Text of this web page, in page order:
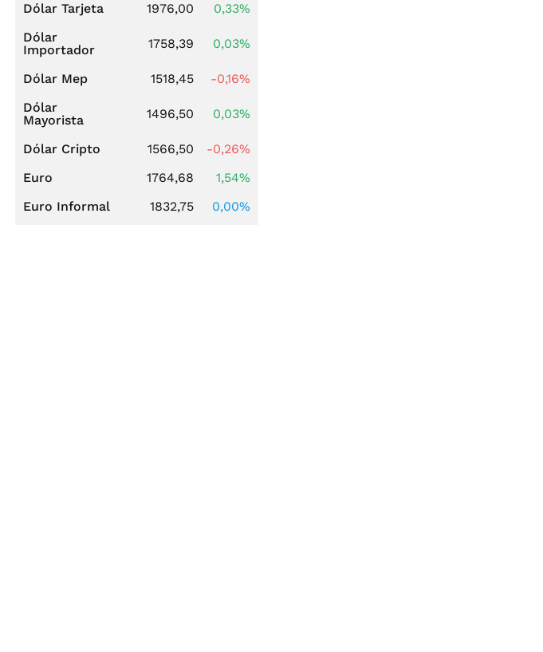
Dólar Tarjeta
1976,00
0,33%
Dólar
Importador
1758,39 0,03%
Dólar Mep 1518,45
-0,16%
Dólar
Mayorista
1496,50 0,03%
Dólar Cripto 1566,50
-0,26%
Euro
1764,68
1,54%
Euro Informal
1832,75 0,00%